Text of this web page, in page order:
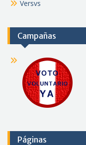
Versvs
Campañas
Páginas